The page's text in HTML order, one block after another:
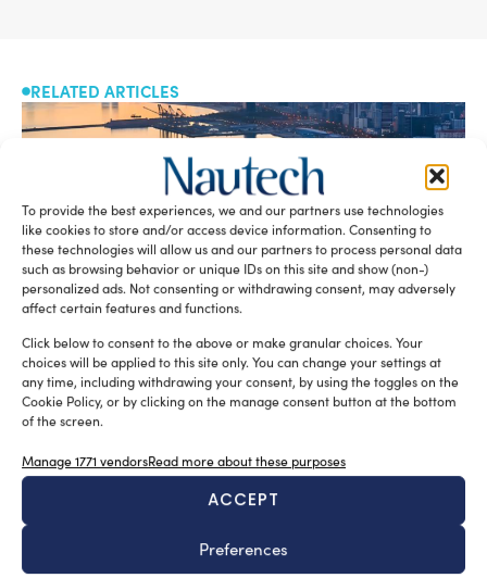
To provide the best experiences, we and our partners use technologies
like cookies to store and/or access device information. Consenting to
these technologies will allow us and our partners to process personal data
such as browsing behavior or unique IDs on this site and show (non-)
personalized ads. Not consenting or withdrawing consent, may adversely
affect certain features and functions.
Click below to consent to the above or make granular choices. Your
choices will be applied to this site only. You can change your settings at
any time, including withdrawing your consent, by using the toggles on the
Cookie Policy, or by clicking on the manage consent button at the bottom
of the screen.
Manage 1771 vendorsRead more about these purposes
ACCEPT
Preferences
RELATED ARTICLES
A sector undergoing modernisation
Silvia ChiaritoAugust 5, 2026
Yachting in Romania, which is mainly concentrated
around Constanta and other Black Sea resorts, is likely
to grow in the future. At present, yachting is mainly seen
as a sporting discipline, but the evolution of Nautical
Tourism and the increasing interest in Yachting Romania
suggest a broader development.